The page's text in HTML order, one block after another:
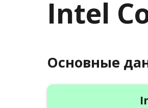
Intel
Основные